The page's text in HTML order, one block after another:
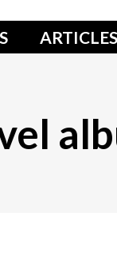
ARTICLES